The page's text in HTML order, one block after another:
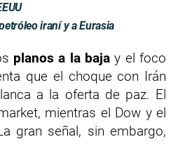
iraní y a Eurasia
planos a la bajay el foco
que el choque con Irán
a la oferta de paz. El
mientras el Dow y el
gran señal, sin embargo,